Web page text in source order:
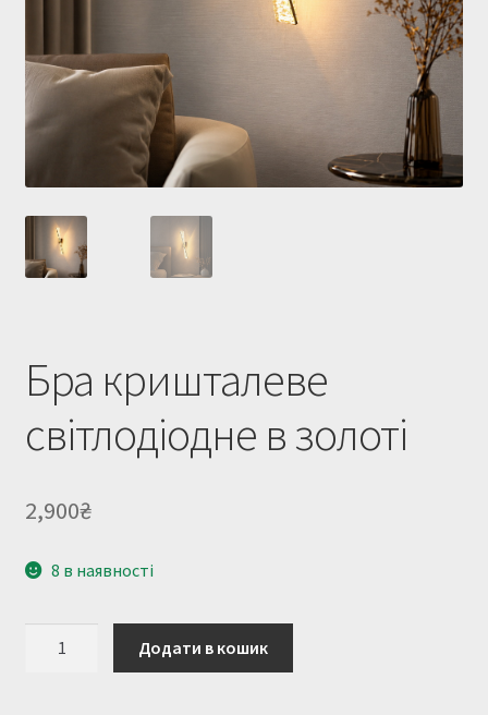
Магазин
Політика повернення
Розрахунок та доставка
Усi люстри
Бра кришталеве
світлодіодне в золоті
2,900₴
8 в наявності
Бра
кришталеве
світлодіодне
Додати в кошик